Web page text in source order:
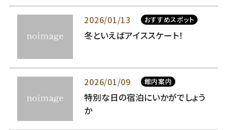
2026/01/13 おすすめスポット
冬といえばアイススケート！
2026/01/09 館内案内
特別な日の宿泊にいかがでしょう
か